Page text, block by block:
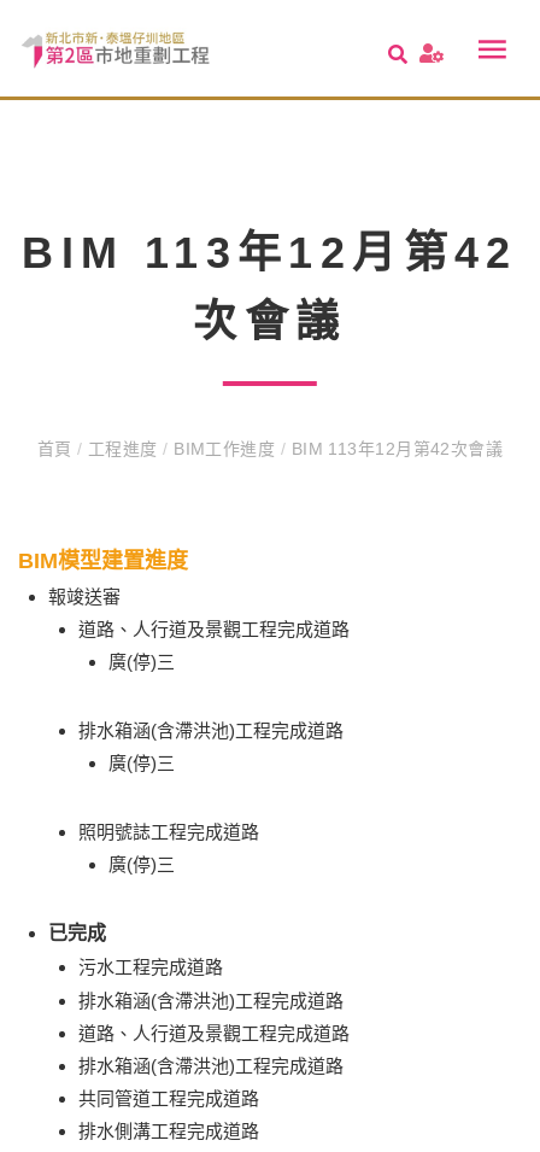
BIM 113年12月第42
次會議
首頁/ 工程進度/ BIM工作進度 / BIM 113年12月第42次會議
BIM模型建置進度
報竣送審
道路、人行道及景觀工程完成道路
廣(停)三
排水箱涵(含滯洪池)工程完成道路
廣(停)三
照明號誌工程完成道路
廣(停)三
已完成
污水工程完成道路
排水箱涵(含滯洪池)工程完成道路
道路、人行道及景觀工程完成道路
排水箱涵(含滯洪池)工程完成道路
共同管道工程完成道路
排水側溝工程完成道路